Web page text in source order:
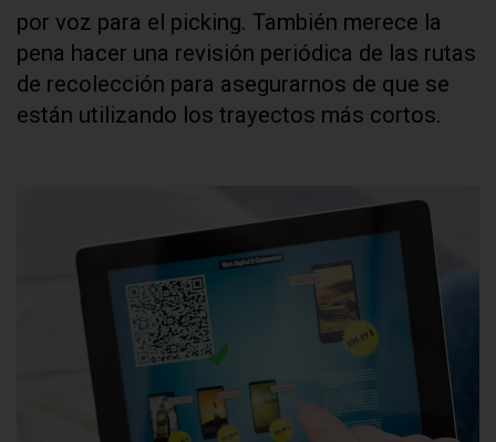
por voz para el picking. También merece la
pena hacer una revisión periódica de las rutas
de recolección para asegurarnos de que se
están utilizando los trayectos más cortos.